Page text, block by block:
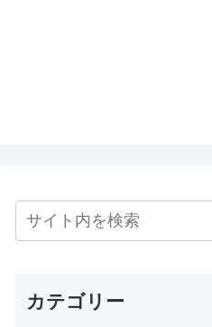
カテゴリー